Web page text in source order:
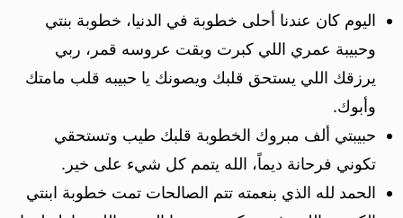
اليوم كان عندنا أحلى خطوبة في الدنيا، خطوبة بنتي
وحبيبة عمري اللي كبرت وبقت عروسه قمر، ربي
يرزقك اللي يستحق قلبك ويصونك يا حبيبه قلب مامتك
وأبوك.
حبيبتي ألف مبروك الخطوبة قلبك طيب وتستحقي
تكوني فرحانة ديماً، الله يتمم كل شيء على خير.
الحمد لله الذي بنعمته تتم الصالحات تمت خطوبة ابنتي